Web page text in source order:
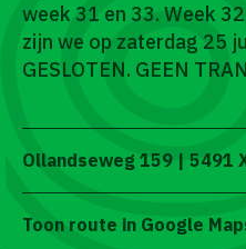
week 31 en 33. Week
zijn we op zaterdag 25
GESLOTEN. GEEN
Ollandseweg 159 | 5491
Toon route in Google